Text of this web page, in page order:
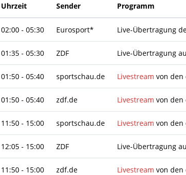
Uhrzeit Sender Programm
02:00 - 05:30 Eurosport* Live-Übertragung
01:35 - 05:30 ZDF Live-Übertragung
01:50 - 05:40 sportschau.de Livestream von den
01:50 - 05:40 zdf.de Livestream von den
11:50 - 15:00 sportschau.de Livestream von den
12:05 - 15:00 ZDF Live-Übertragung
11:50 - 15:00 zdf.de Livestream von den